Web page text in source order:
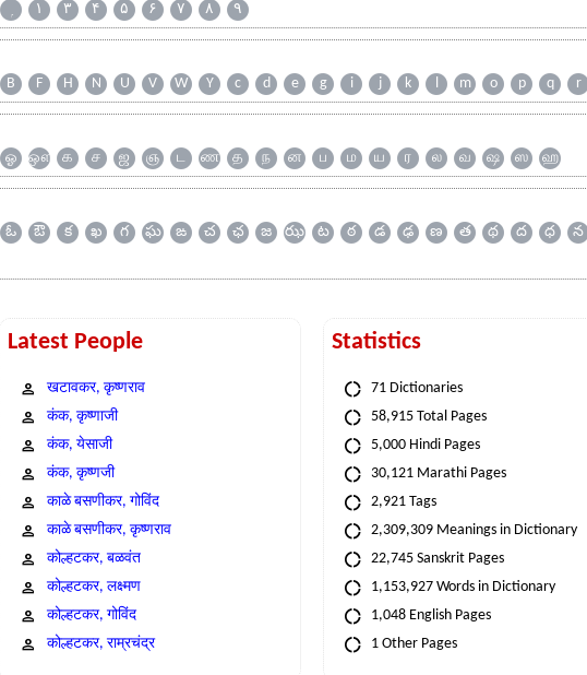
۱ ۳ ۴ ۵ ۶ ۷ ۸ ۹
B F H N U V W Y c d e g i j k l m o p q r
ஓ ஔ க ச ஜ ஞ ட ண த ந ன ப ம ய ர ல வ ஷ ஸ ஹ
ఓ ఔ క ఖ గ ఘ ఙ చ ఛ జ ఝ ట ఠ డ ఢ ణ త థ ద ధ న
Latest People
खटावकर, कृष्णराव
कंक, कृष्णाजी
कंक, येसाजी
कंक, कृष्णजी
काळे बसणीकर, गोविंद
काळे बसणीकर, कृष्णराव
कोल्हटकर, बळवंत
कोल्हटकर, लक्ष्मण
कोल्हटकर, गोविंद
कोल्हटकर, राम्रचंद्र
Statistics
71 Dictionaries
58,915 Total Pages
5,000 Hindi Pages
30,121 Marathi Pages
2,921 Tags
2,309,309 Meanings in Dictionary
22,745 Sanskrit Pages
1,153,927 Words in Dictionary
1,048 English Pages
1 Other Pages